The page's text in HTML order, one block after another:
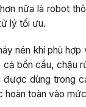
nữa là robot
lý tối ưu.
nén khí phù
bồn cầu, chậu
dùng trong
hoàn toàn vào